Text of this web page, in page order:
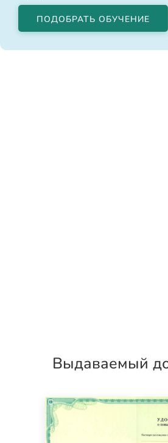
ПОДОБРАТЬ ОБУЧЕНИЕ
Выдаваемый